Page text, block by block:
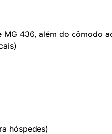
MG 436, além do cômodo
hóspedes)